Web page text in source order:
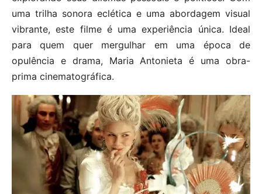
uma trilha sonora eclética e uma abordagem visual
vibrante, este filme é uma experiência única. Ideal
para quem quer mergulhar em uma época de
opulência e drama, Maria Antonieta é uma obra-
prima cinematográfica.